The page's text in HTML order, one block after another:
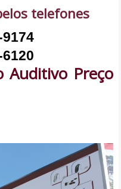
telefones
Auditivo Preço